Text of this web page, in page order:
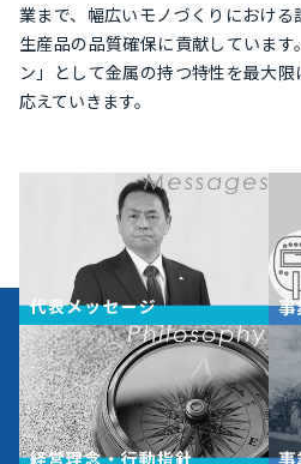
業まで、幅広いモノづくりにおける
生産品の品質確保に貢献していま
ン」として金属の持つ特性を最大
応えていきます。